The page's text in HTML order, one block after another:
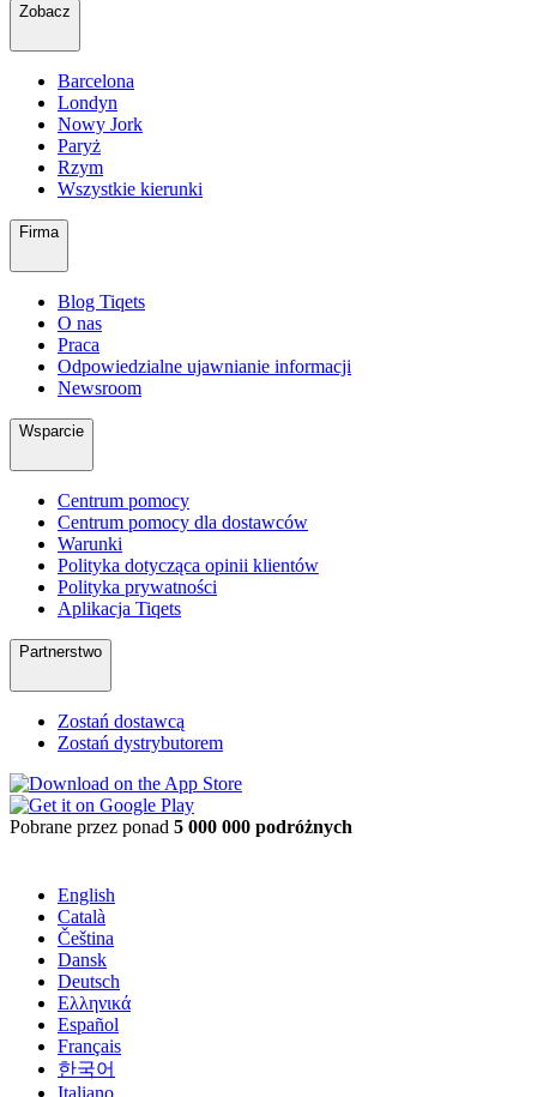
Zobacz
Barcelona
Londyn
Nowy Jork
Paryż
Rzym
Wszystkie kierunki
Firma
Blog Tiqets
O nas
Praca
Odpowiedzialne ujawnianie informacji
Newsroom
Wsparcie
Centrum pomocy
Centrum pomocy dla dostawców
Warunki
Polityka dotycząca opinii klientów
Polityka prywatności
Aplikacja Tiqets
Partnerstwo
Zostań dostawcą
Zostań dystrybutorem
Pobrane przez ponad 5 000 000 podróżnych
English
Català
Čeština
Dansk
Deutsch
Ελληνικά
Español
Français
한국어
Italiano